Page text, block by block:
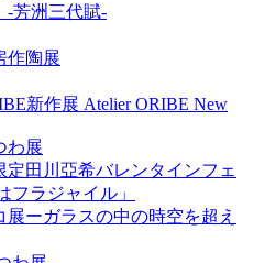
芳洲三代賦-
作陶展
新作展 Atelier ORIBE New
わ展
定田川亞希バレンタインフェ
フラジャイル」
展ーガラスの中の時空を超え